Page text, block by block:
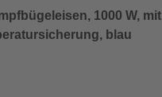
1000 W, mit
blau